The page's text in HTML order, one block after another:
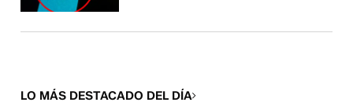
LO MÁS DESTACADO DEL DÍA